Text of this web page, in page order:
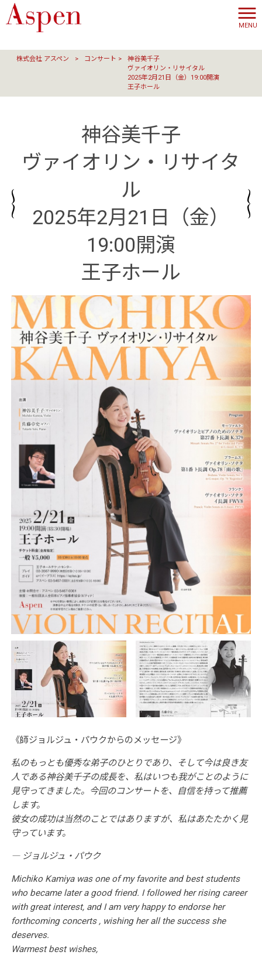
MENU
株式会社 アスペン > コンサート >
神谷美千子
ヴァイオリン・リサイタル
2025年2月21日（金）19:00開演
王子ホール
神谷美千子
ヴァイオリン・リサイタ
ル
2025年2月21日（金）
19:00開演
王子ホール
《師ジョルジュ・パウクからのメッセージ》
私のもっとも優秀な弟子のひとりであり、そして今は良き友
人である神谷美千子の成長を、私はいつも我がことのように
見守ってきました。今回のコンサートを、自信を持って推薦
します。
彼女の成功は当然のことではありますが、私はあたたかく見
守っています。
― ジョルジュ・パウク
Michiko Kamiya was one of my favorite and best students
who became later a good friend. I followed her rising career
with great interest, and I am very happy to endorse her
forthcoming concerts , wishing her all the success she
deserves.
Warmest best wishes,